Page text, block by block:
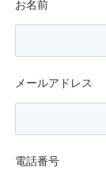
お名前
メールアドレス
電話番号